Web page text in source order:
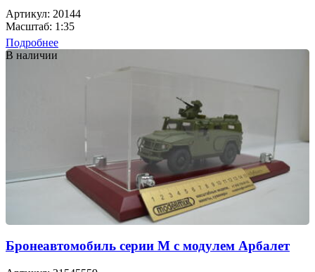
Артикул: 20144
Масштаб: 1:35
Подробнее
В наличии
Бронеавтомобиль серии М с модулем Арбалет